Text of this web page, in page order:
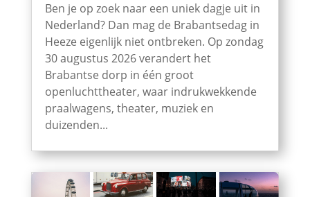
Ben je op zoek naar een uniek dagje uit in
Nederland? Dan mag de Brabantsedag in
Heeze eigenlijk niet ontbreken. Op zondag
30 augustus 2026 verandert het
Brabantse dorp in één groot
openluchttheater, waar indrukwekkende
praalwagens, theater, muziek en
duizenden...